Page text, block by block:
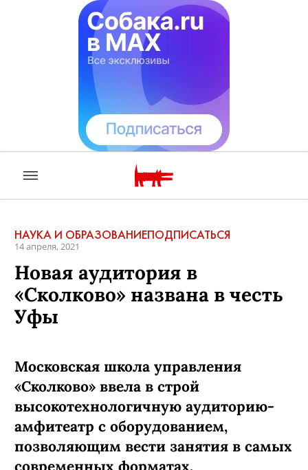
НАУКА И ОБРАЗОВАНИЕПОДПИСАТЬСЯ
14 апреля, 2021
Новая аудитория в
«Сколково» названа в честь
Уфы
Московская школа управления
«Сколково» ввела в строй
высокотехнологичную аудиторию-
амфитеатр с оборудованием,
позволяющим вести занятия в самых
современных форматах.